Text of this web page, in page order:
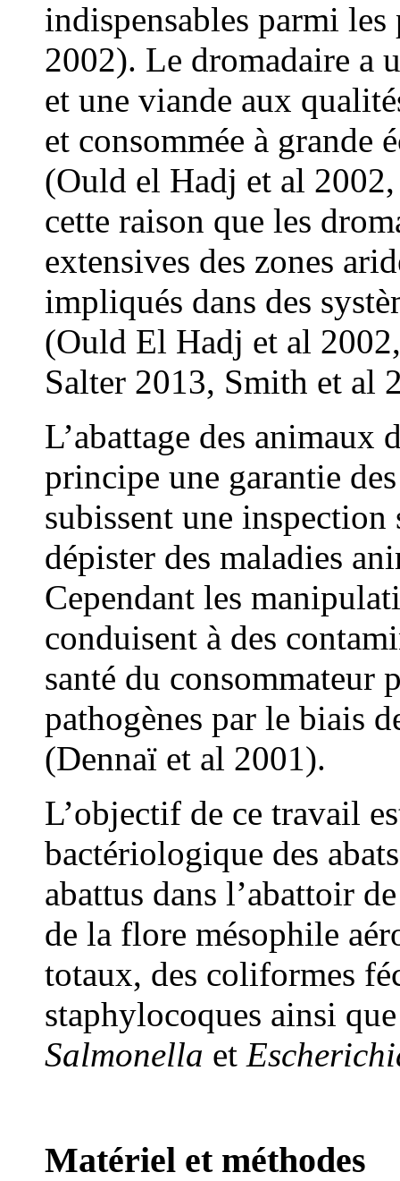
indispensables parmi
2002). Le dromadaire a
et une viande aux
et consommée à grande
(Ould el Hadj et al
cette raison que les
extensives des zones
impliqués dans des
(Ould El Hadj et al
Salter 2013, Smith et al
L’abattage des animaux
principe une garantie
subissent une
dépister des maladies
Cependant les
conduisent à des
santé du consommateur
pathogènes par le biais
(Dennaï et al 2001).
L’objectif de ce travail
bactériologique des
abattus dans l’abattoir
de la flore mésophile
totaux, des coliformes
staphylocoques ainsi
Salmonella et
Matériel et méthodes